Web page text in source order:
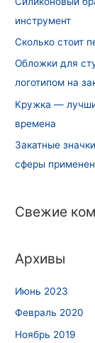
инструмент
Сколько стоит
Обложки для
логотипом на
Кружка —
времена
Закатные
сферы
Свежие
Архивы
Июнь 2023
Февраль 2020
Ноябрь 2019